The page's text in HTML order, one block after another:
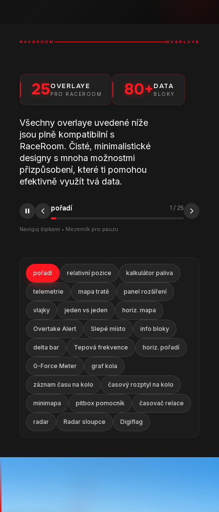
RACEROOM OVERLAYE
25OVERLAYE
PRO RACEROOM 80+DATA
BLOKY
Všechny overlaye uvedené níže
jsou plně kompatibilní s
RaceRoom. Čisté, minimalistické
designy s mnoha možnostmi
přizpůsobení, které ti pomohou
efektivně využít tvá data.
pořadí 1 / 25
Naviguj šipkami • Mezerník pro pauzu
pořadí relativní pozice kalkulátor paliva
telemetrie mapa tratě panel rozšíření
vlajky jeden vs jeden horiz. mapa
Overtake Alert Slepé místo info bloky
delta bar Tepová frekvence horiz. pořadí
G-Force Meter graf kola
záznam času na kolo časový rozptyl na kolo
minimapa pitbox pomocník časovač relace
radar Radar sloupce Digiflag